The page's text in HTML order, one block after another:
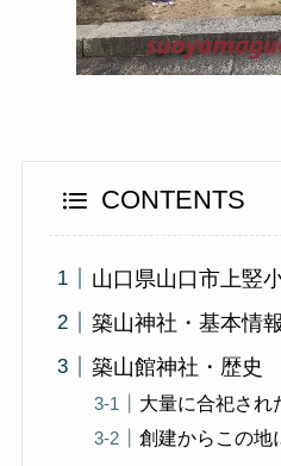
CONTENTS
山口県山口市上竪
築山神社・基本情報
築山館神社・歴史
大量に合祀され
創建からこの地